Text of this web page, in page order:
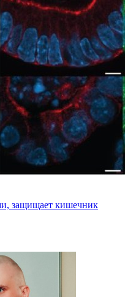
защищает кишечник